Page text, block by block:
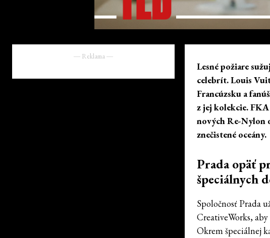
― Reklama ―
Lesné požiare
celebrít. Louis
Francúzsku a
z jej kolekcie.
nových Re-Nylon
znečistené oceány.
Prada opäť
špeciálnych
Spoločnosť Prada
CreativeWorks,
Okrem špeciálnej